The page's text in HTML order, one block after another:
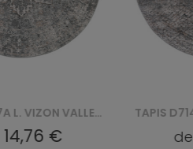
TAPIS D167A L. VIZON VALLEY ROUND - SZARY
14,76 €